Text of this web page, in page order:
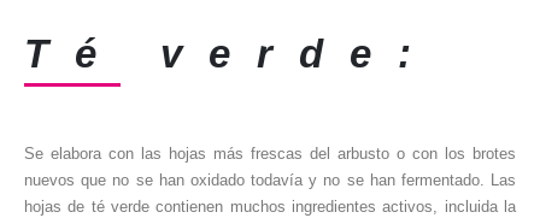
Té verde:
Se elabora con las hojas más frescas del arbusto o con los brotes
nuevos que no se han oxidado todavía y no se han fermentado. Las
hojas de té verde contienen muchos ingredientes activos, incluida la